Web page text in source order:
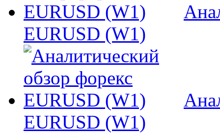
EURUSD (W1)
EURUSD (W1)